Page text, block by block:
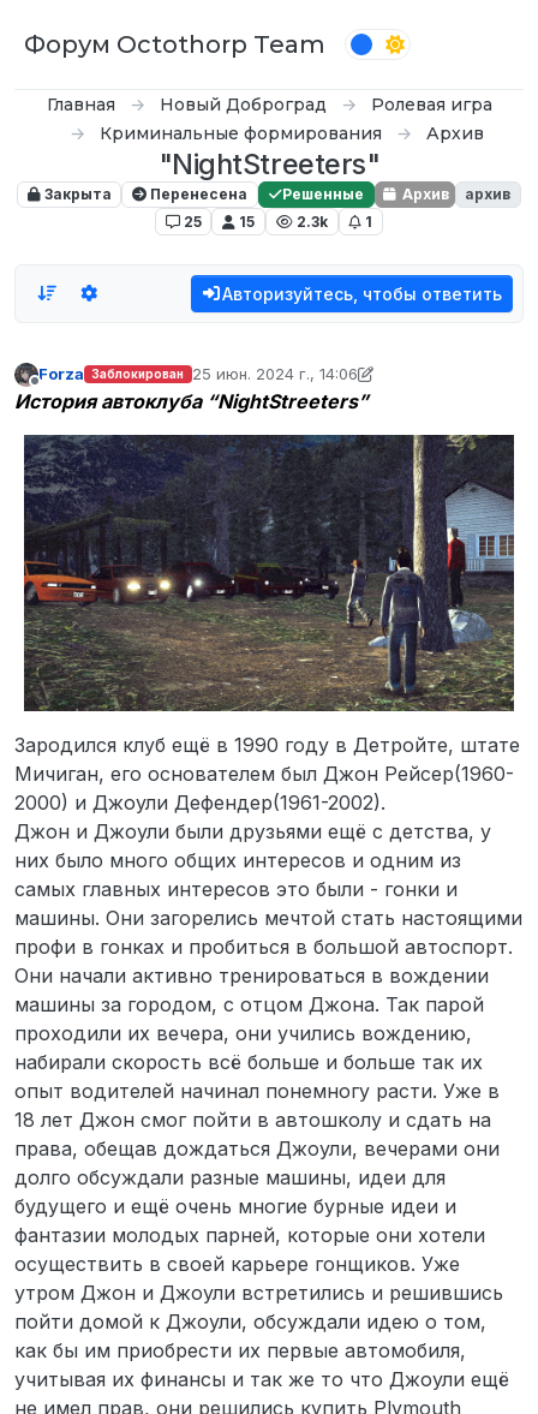
Форум Octothorp Team
Главная Новый Доброград
Ролевая игра
Криминальные формирования
Архив
"NightStreeters"
Закрыта Перенесена Решенные Архив
архив
25
15 2.3k 1
Авторизуйтесь, чтобы ответить
Forza Заблокирован 25 июн. 2024 г., 14:06
отредактировано Forza
История автоклуба “NightStreeters”
Зародился клуб ещё в 1990 году в Детройте, штате
Мичиган, его основателем был Джон Рейсер(1960-
2000) и Джоули Дефендер(1961-2002).
Джон и Джоули были друзьями ещё с детства, у
них было много общих интересов и одним из
самых главных интересов это были - гонки и
машины. Они загорелись мечтой стать настоящими
профи в гонках и пробиться в большой автоспорт.
Они начали активно тренироваться в вождении
машины за городом, с отцом Джона. Так парой
проходили их вечера, они учились вождению,
набирали скорость всё больше и больше так их
опыт водителей начинал понемногу расти. Уже в
18 лет Джон смог пойти в автошколу и сдать на
права, обещав дождаться Джоули, вечерами они
долго обсуждали разные машины, идеи для
будущего и ещё очень многие бурные идеи и
фантазии молодых парней, которые они хотели
осуществить в своей карьере гонщиков. Уже
утром Джон и Джоули встретились и решившись
пойти домой к Джоули, обсуждали идею о том,
как бы им приобрести их первые автомобиля,
учитывая их финансы и так же то что Джоули ещё
не имел прав, они решились купить Plymouth